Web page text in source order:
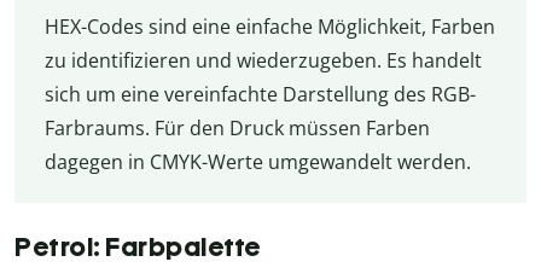
HEX-Codes sind eine einfache Möglichkeit, Farben
zu identifizieren und wiederzugeben. Es handelt
sich um eine vereinfachte Darstellung des RGB-
Farbraums. Für den Druck müssen Farben
dagegen in CMYK-Werte umgewandelt werden.
Petrol: Farbpalette